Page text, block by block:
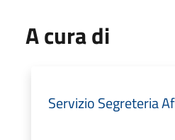
A cura di
Servizio Segreteria